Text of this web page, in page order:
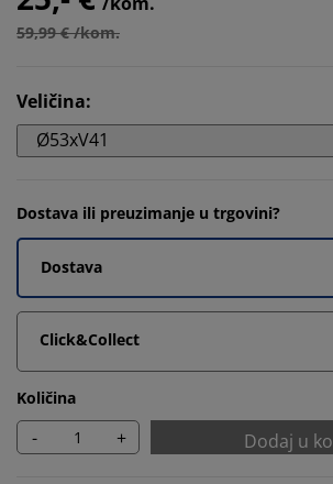
59,99 € /kom.
Veličina:
Ø53xV41
Dostava ili preuzimanje u trgovini?
Dostava
Click&Collect
Količina
- + Dodaj u